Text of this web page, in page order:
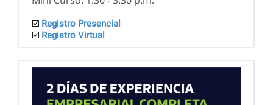
☑️ Registro Presencial
☑️ Registro Virtual